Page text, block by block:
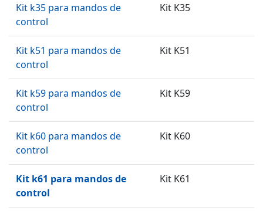
Kit k35 para mandos de
control
Kit K35
Kit k51 para mandos de
control
Kit K51
Kit k59 para mandos de
control
Kit K59
Kit k60 para mandos de
control
Kit K60
Kit k61 para mandos de
control
Kit K61